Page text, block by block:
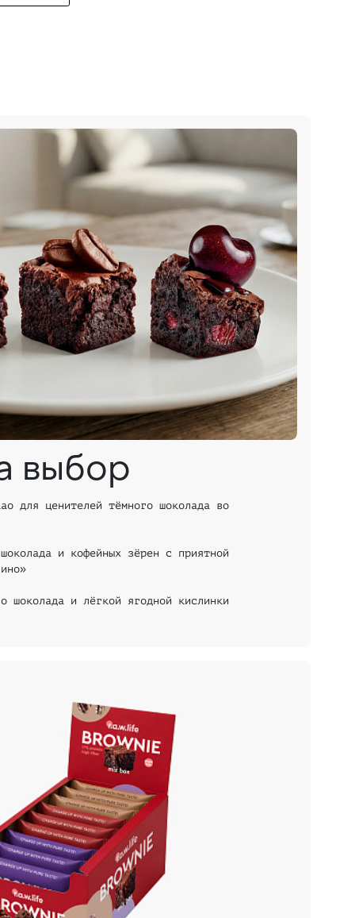
выбор
для ценителей тёмного шоколада во
и кофейных зёрен с приятной
шоколада и лёгкой ягодной кислинки